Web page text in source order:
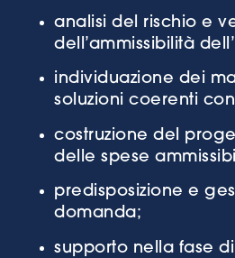
analisi del rischio e
dell’ammissibilità
individuazione dei
soluzioni coerenti
costruzione del
delle spese
predisposizione e
domanda;
supporto nella fase